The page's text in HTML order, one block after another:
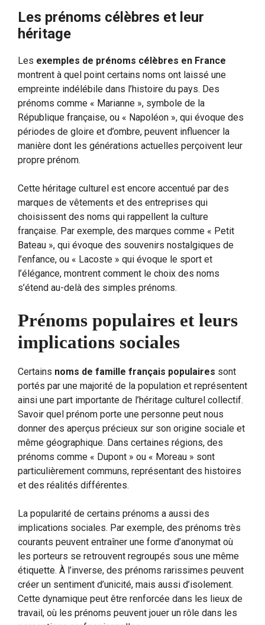
Les prénoms célèbres et leur
héritage
Les exemples de prénoms célèbres en France
montrent à quel point certains noms ont laissé une
empreinte indélébile dans l’histoire du pays. Des
prénoms comme « Marianne », symbole de la
République française, ou « Napoléon », qui évoque des
périodes de gloire et d’ombre, peuvent influencer la
manière dont les générations actuelles perçoivent leur
propre prénom.
Cette héritage culturel est encore accentué par des
marques de vêtements et des entreprises qui
choisissent des noms qui rappellent la culture
française. Par exemple, des marques comme « Petit
Bateau », qui évoque des souvenirs nostalgiques de
l’enfance, ou « Lacoste » qui évoque le sport et
l’élégance, montrent comment le choix des noms
s’étend au-delà des simples prénoms.
Prénoms populaires et leurs
implications sociales
Certains noms de famille français populaires sont
portés par une majorité de la population et représentent
ainsi une part importante de l’héritage culturel collectif.
Savoir quel prénom porte une personne peut nous
donner des aperçus précieux sur son origine sociale et
même géographique. Dans certaines régions, des
prénoms comme « Dupont » ou « Moreau » sont
particulièrement communs, représentant des histoires
et des réalités différentes.
La popularité de certains prénoms a aussi des
implications sociales. Par exemple, des prénoms très
courants peuvent entraîner une forme d’anonymat où
les porteurs se retrouvent regroupés sous une même
étiquette. À l’inverse, des prénoms rarissimes peuvent
créer un sentiment d’unicité, mais aussi d’isolement.
Cette dynamique peut être renforcée dans les lieux de
travail, où les prénoms peuvent jouer un rôle dans les